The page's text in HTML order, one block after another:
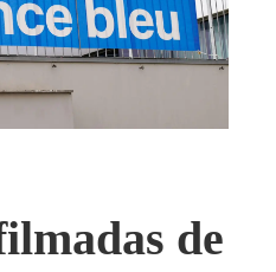
de